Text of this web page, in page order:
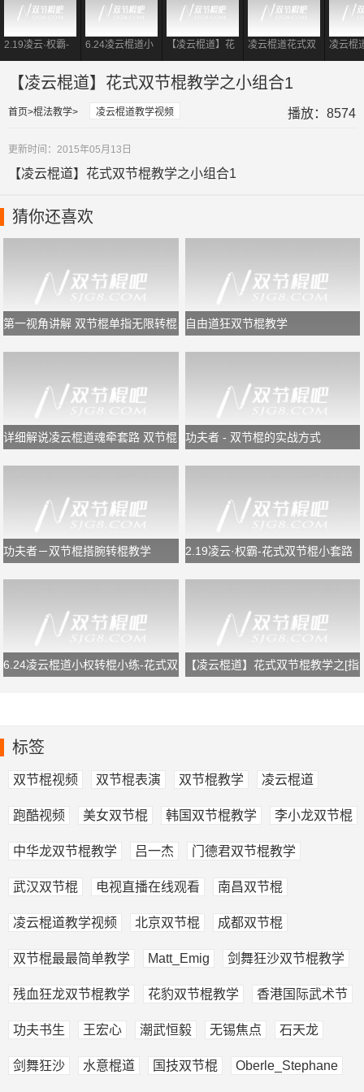
2.19凌云·权霸-
花式双节棍小套
路慢镜教学
6.24凌云棍道小
权转棍小练-花式
双节棍转棍
【凌云棍道】花
式双节棍教学之
[指间反弹组合]
凌云棍道花式双
节棍教学之双手
折叠
凌云棍
节棍教
【凌云棍道】花式双节棍教学之小组合1
首页 棍法教学 凌云棍道教学视频 播放：8574
更新时间：2015年05月13日
【凌云棍道】花式双节棍教学之小组合1
猜你还喜欢
第一视角讲解 双节棍单指无限转棍 自由道狂双节棍教学
详细解说凌云棍道魂牵套路 双节棍
功夫者 - 双节棍的实战方式
功夫者－双节棍搭腕转棍教学
2.19凌云·权霸-花式双节棍小套路
6.24凌云棍道小权转棍小练-花式双
【凌云棍道】花式双节棍教学之[指
标签
双节棍视频 双节棍表演 双节棍教学 凌云棍道
跑酷视频 美女双节棍 韩国双节棍教学 李小龙双节棍
中华龙双节棍教学 吕一杰 门德君双节棍教学
武汉双节棍 电视直播在线观看 南昌双节棍
凌云棍道教学视频 北京双节棍 成都双节棍
双节棍最最简单教学 Matt_Emig 剑舞狂沙双节棍教学
残血狂龙双节棍教学 花豹双节棍教学 香港国际武术节
功夫书生 王宏心 潮武恒毅 无锡焦点 石天龙
剑舞狂沙 水意棍道 国技双节棍 Oberle_Stephane